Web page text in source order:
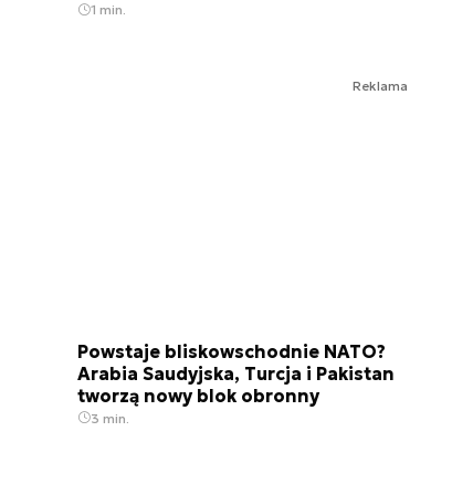
1 min.
Reklama
Powstaje bliskowschodnie NATO?
Arabia Saudyjska, Turcja i Pakistan
tworzą nowy blok obronny
3 min.